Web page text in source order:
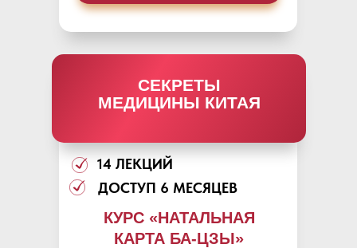
КУРС «НАТАЛЬНАЯ
КАРТА БА-ЦЗЫ»
14 ЛЕКЦИЙ
ДОСТУП 6 МЕСЯЦЕВ
СЕКРЕТЫ
МЕДИЦИНЫ КИТАЯ